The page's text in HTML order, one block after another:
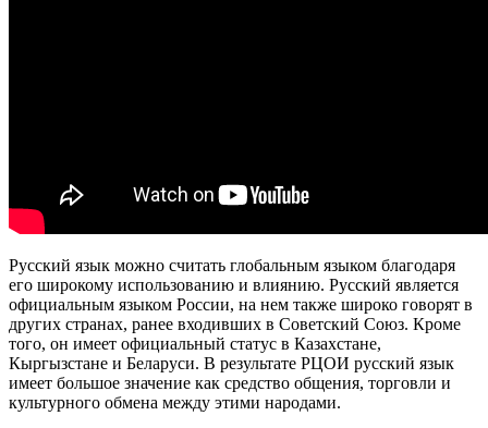
Русский язык можно считать глобальным языком благодаря
его широкому использованию и влиянию. Русский является
официальным языком России, на нем также широко говорят в
других странах, ранее входивших в Советский Союз. Кроме
того, он имеет официальный статус в Казахстане,
Кыргызстане и Беларуси. В результате РЦОИ русский язык
имеет большое значение как средство общения, торговли и
культурного обмена между этими народами.